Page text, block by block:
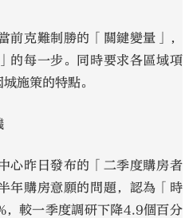
前克難制勝的「關鍵變量」，
的每一步。同時要求各區域項
施策的特點。
心昨日發布的「二季度購房者
年購房意願的問題，認為「時
，較一季度調研下降4.9個百分